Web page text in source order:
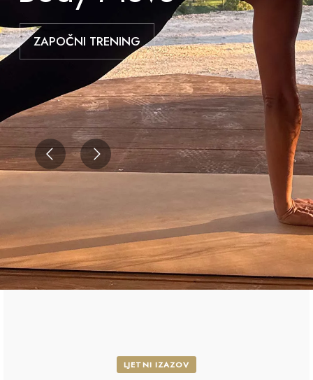
ZAPOČNI TRENING
LJETNI IZAZOV